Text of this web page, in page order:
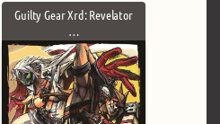
Guilty Gear Xrd: Revelator
…